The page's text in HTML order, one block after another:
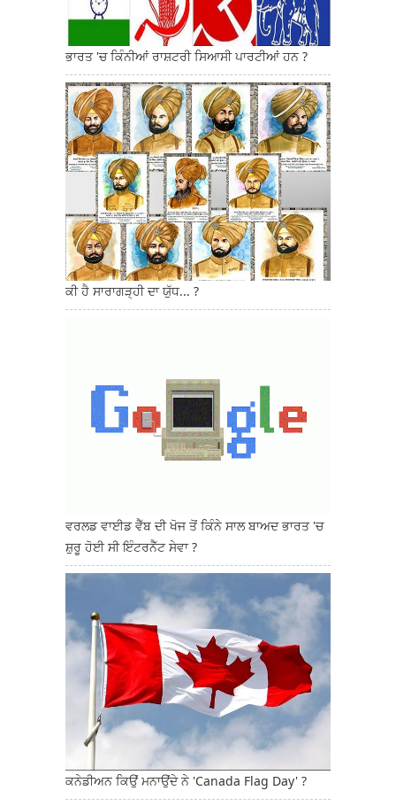
ਭਾਰਤ 'ਚ ਕਿੰਨੀਆਂ ਰਾਸ਼ਟਰੀ ਸਿਆਸੀ ਪਾਰਟੀਆਂ ਹਨ ?
ਕੀ ਹੈ ਸਾਰਾਗੜ੍ਹੀ ਦਾ ਯੁੱਧ... ?
ਵਰਲਡ ਵਾਈਡ ਵੈੱਬ ਦੀ ਖੋਜ ਤੋਂ ਕਿੰਨੇ ਸਾਲ ਬਾਅਦ ਭਾਰਤ 'ਚ
ਸ਼ੁਰੂ ਹੋਈ ਸੀ ਇੰਟਰਨੈੱਟ ਸੇਵਾ ?
ਕਨੇਡੀਅਨ ਕਿਉਂ ਮਨਾਉਂਦੇ ਨੇ 'Canada Flag Day' ?